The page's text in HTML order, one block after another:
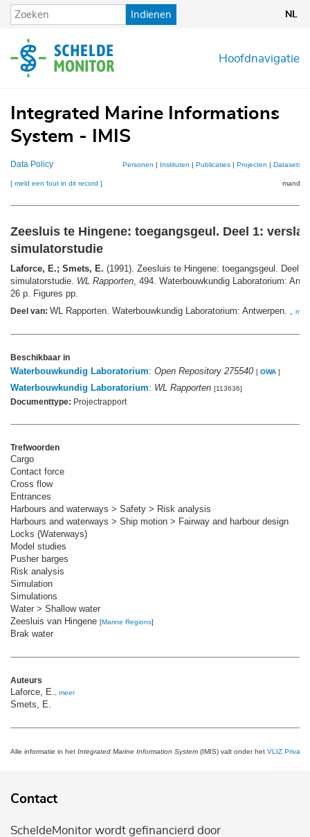
Overslaan
en
de
inhoud
Indienen NL
Hoofdnavigatie
Integrated Marine Informations
System - IMIS
Data Policy Personen | Instituten | Publicaties| Projecten | Datasets
[ meld een fout in dit record ] mandje
Zeesluis te Hingene: toegangsgeul. Deel 1: verslag
simulatorstudie
Laforce, E.; Smets, E. (1991). Zeesluis te Hingene: toegangsgeul. Deel
simulatorstudie. WL Rapporten , 494. Waterbouwkundig Laboratorium:
26 p. Figures pp.
Deel van: WL Rapporten. Waterbouwkundig Laboratorium: Antwerpen. ,
Beschikbaar in
Waterbouwkundig Laboratorium: Open Repository 275540 [ OWA ]
Waterbouwkundig Laboratorium: WL Rapporten [113636]
Documenttype: Projectrapport
Trefwoorden
Cargo
Contact force
Cross flow
Entrances
Harbours and waterways > Safety > Risk analysis
Harbours and waterways > Ship motion > Fairway and harbour design
Locks (Waterways)
Model studies
Pusher barges
Risk analysis
Simulation
Simulations
Water > Shallow water
Zeesluis van Hingene [Marine Regions]
Brak water
Auteurs
Laforce, E. meer
Smets, E.
Alle informatie in het Integrated Marine Information System (IMIS) valt onder het VLIZ Privacy
Contact
ScheldeMonitor wordt gefinancierd door